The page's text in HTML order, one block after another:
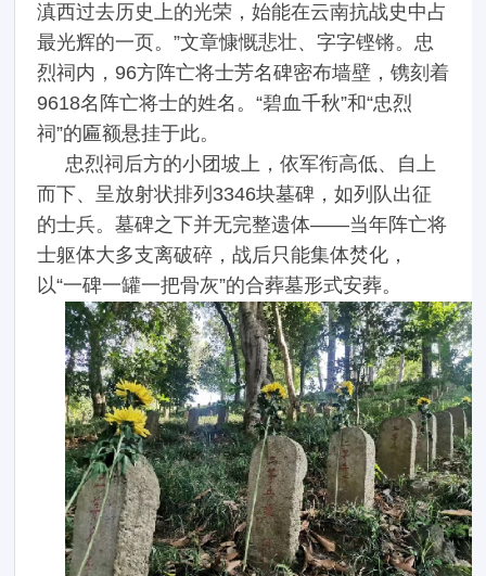
滇西过去历史上的光荣，始能在云南抗战史中占
最光辉的一页。”文章慷慨悲壮、字字铿锵。忠
烈祠内，96方阵亡将士芳名碑密布墙壁，镌刻着
9618名阵亡将士的姓名。“碧血千秋”和“忠烈
祠”的匾额悬挂于此。
忠烈祠后方的小团坡上，依军衔高低、自上
而下、呈放射状排列3346块墓碑，如列队出征
的士兵。墓碑之下并无完整遗体——当年阵亡将
士躯体大多支离破碎，战后只能集体焚化，
以“一碑一罐一把骨灰”的合葬墓形式安葬。